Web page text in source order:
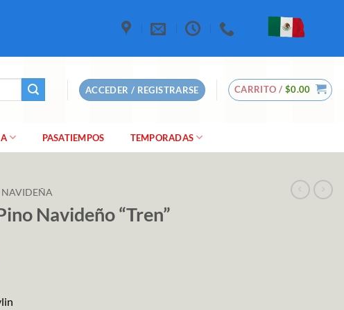
ACCEDER / REGISTRARSE CARRITO / $0.00
PASATIEMPOS TEMPORADAS
Navideño “Tren”